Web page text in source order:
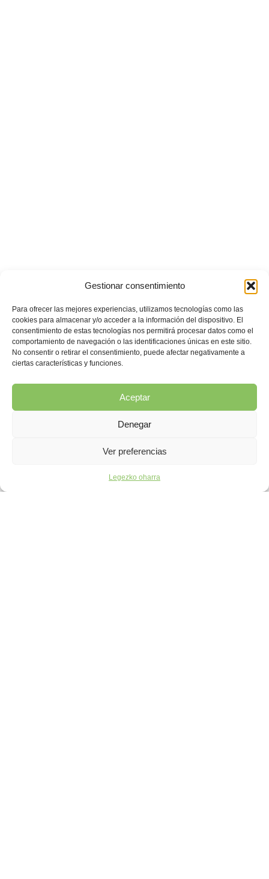
Gestionar consentimiento
Para ofrecer las mejores experiencias, utilizamos tecnologías como las
cookies para almacenar y/o acceder a la información del dispositivo. El
consentimiento de estas tecnologías nos permitirá procesar datos como el
comportamiento de navegación o las identificaciones únicas en este sitio.
No consentir o retirar el consentimiento, puede afectar negativamente a
ciertas características y funciones.
Aceptar
Denegar
Ver preferencias
Legezko oharra